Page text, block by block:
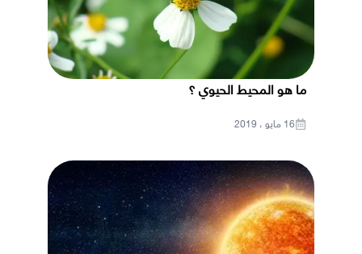
ما هو المحيط الحيوي ؟
16 مايو ، 2019